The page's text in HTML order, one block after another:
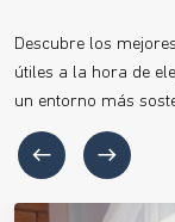
Descubre los
útiles a la hora de
un entorno más